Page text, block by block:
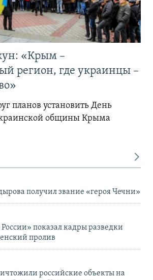
«Крым –
регион, где украинцы –
планов установить День
общины Крыма
получил звание «героя Чечни»
показал кадры разведки
пролив
российские объекты на